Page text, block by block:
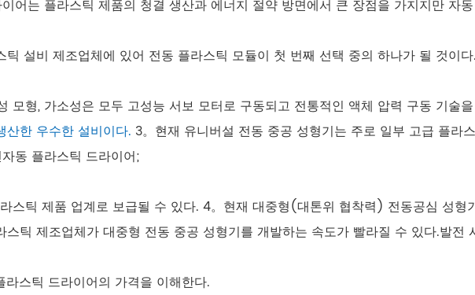
어는 플라스틱 제품의 청결 생산과 에너지 절약 방면에서 큰 장점을 가지지만
설비 제조업체에 있어 전동 플라스틱 모듈이 첫 번째 선택 중의 하나가 될 것이
모형, 가소성은 모두 고성능 서보 모터로 구동되고 전통적인 액체 압력 구동 기술
한 우수한 설비이다. 3。현재 유니버설 전동 중공 성형기는 주로 일부 고급 플라
동 플라스틱 드라이어;
스틱 제품 업계로 보급될 수 있다. 4。현재 대중형(대톤위 협착력) 전동공심 성형
틱 제조업체가 대중형 전동 중공 성형기를 개발하는 속도가 빨라질 수 있다.발전
스틱 드라이어의 가격을 이해한다.